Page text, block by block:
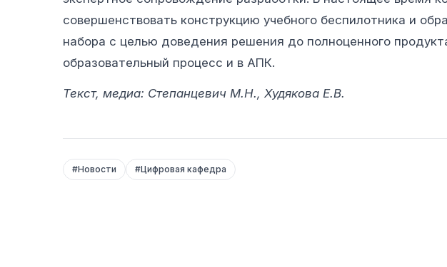
совершенствовать конструкцию учебного беспилотника и
набора с целью доведения решения до полноценного
образовательный процесс и в АПК.
Текст, медиа: Степанцевич М.Н., Худякова Е.В.
#Новости #Цифровая кафедра